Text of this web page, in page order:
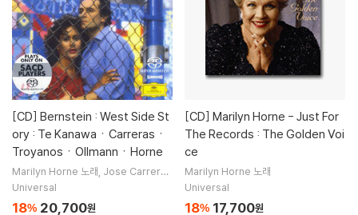
[CD] Bernstein : West Side St
ory : Te KanawaㆍCarrerasㆍ
TroyanosㆍOllmannㆍHorne
Marilyn Horne 노래 Jose Carreras
Kiri Te Kanawa
Universal
18% 20,700원
[CD] Marilyn Horne - Just For
The Records : The Golden Voi
ce
Marilyn Horne 노래
Universal
18% 17,700원